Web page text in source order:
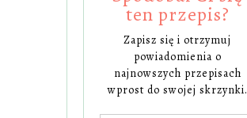
ten przepis?
Zapisz się i otrzymuj
powiadomienia o
najnowszych przepisach
wprost do swojej skrzynki.